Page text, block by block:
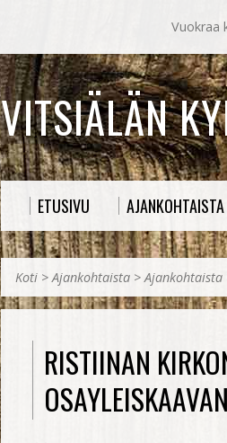
Vuokraa
VITSIÄLÄN
ETUSIVU AJANKOHTAISTA
Koti >Ajankohtaista >Ajankohtaista
RISTIINAN